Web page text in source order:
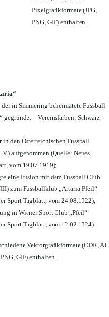
Pixelgrafikformate (JPG,
PNG, GIF) enthalten.
der in Simmering beheimatete Fussball
gegründet – Vereinsfarben: Schwarz-
in den Österreichischen Fussball
V.) aufgenommen (Quelle: Neues
vom 19.07.1919);
eine Fusion mit dem Fussball Club
zum Fussballklub „Artaria-Pfeil“
Sport Tagblatt, vom 24.08.1922);
in Wiener Sport Club „Pfeil“
Sport Tagblatt, vom 12.02.1924)
Vektorgrafikformate (CDR, AI
GIF) enthalten.